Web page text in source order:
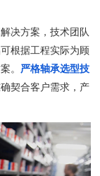
决方案，技术团队
根据工程实际为顾
。 严格轴承选型技
契合客户需求，产